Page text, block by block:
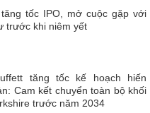
tăng tốc IPO, mở cuộc gặp với
trước khi niêm yết
tăng tốc kế hoạch hiến
Cam kết chuyển toàn bộ khối
trước năm 2034